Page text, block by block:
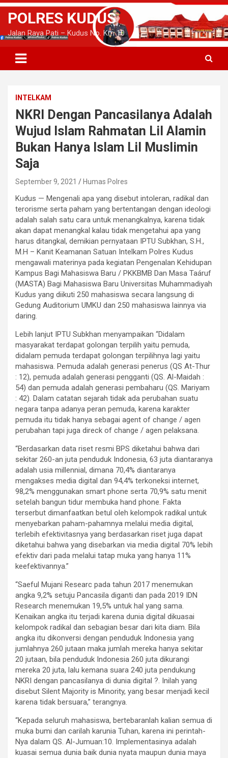
S
p
c
POLRES KUDUS
Jalan Raya Pati – Kudus No. Km 10
INTELKAM
NKRI Dengan Pancasilanya Adalah
Wujud Islam Rahmatan Lil Alamin
Bukan Hanya Islam Lil Muslimin
Saja
September 9, 2021 Humas Polres
Kudus — Mengenali apa yang disebut intoleran, radikal dan
terorisme serta paham yang bertentangan dengan ideologi
adalah salah satu cara untuk menangkalnya, karena tidak
akan dapat menangkal kalau tidak mengetahui apa yang
harus ditangkal, demikian pernyataan IPTU Subkhan, S.H.,
M.H – Kanit Keamanan Satuan Intelkam Polres Kudus
mengawali materinya pada kegiatan Pengenalan Kehidupan
Kampus Bagi Mahasiswa Baru / PKKBMB Dan Masa Taáruf
(MASTA) Bagi Mahasiswa Baru Universitas Muhammadiyah
Kudus yang diikuti 250 mahasiswa secara langsung di
Gedung Auditorium UMKU dan 250 mahasiswa lainnya via
daring.
Lebih lanjut IPTU Subkhan menyampaikan “Didalam
masyarakat terdapat golongan terpilih yaitu pemuda,
didalam pemuda terdapat golongan terpilihnya lagi yaitu
mahasiswa. Pemuda adalah generasi penerus (QS At-Thur
: 12), pemuda adalah generasi pengganti (QS. Al-Maidah :
54) dan pemuda adalah generasi pembaharu (QS. Mariyam
: 42). Dalam catatan sejarah tidak ada perubahan suatu
negara tanpa adanya peran pemuda, karena karakter
pemuda itu tidak hanya sebagai agent of change / agen
perubahan tapi juga direck of change / agen pelaksana.
“Berdasarkan data riset resmi BPS diketahui bahwa dari
sekitar 260-an juta penduduk Indonesia, 63 juta diantaranya
adalah usia millennial, dimana 70,4% diantaranya
mengakses media digital dan 94,4% terkoneksi internet,
98,2% menggunakan smart phone serta 70,9% satu menit
setelah bangun tidur membuka hand phone. Fakta
terserbut dimanfaatkan betul oleh kelompok radikal untuk
menyebarkan paham-pahamnya melalui media digital,
terlebih efektivitasnya yang berdasarkan riset juga dapat
diketahui bahwa yang disebarkan via media digital 70% lebih
efektiv dari pada melalui tatap muka yang hanya 11%
keefektivannya.”
“Saeful Mujani Researc pada tahun 2017 menemukan
angka 9,2% setuju Pancasila diganti dan pada 2019 IDN
Research menemukan 19,5% untuk hal yang sama.
Kenaikan angka itu terjadi karena dunia digital dikuasai
kelompok radikal dan sebagian besar dari kita diam. Bila
angka itu dikonversi dengan penduduk Indonesia yang
jumlahnya 260 jutaan maka jumlah mereka hanya sekitar
20 jutaan, bila penduduk Indonesia 260 juta dikurangi
mereka 20 juta, lalu kemana suara 240 juta pendukung
NKRI dengan pancasilanya di dunia digital ?. Inilah yang
disebut Silent Majority is Minority, yang besar menjadi kecil
karena tidak bersuara,” terangnya.
“Kepada seluruh mahasiswa, bertebaranlah kalian semua di
muka bumi dan carilah karunia Tuhan, karena ini perintah-
Nya dalam QS. Al-Jumuan:10. Implementasinya adalah
kuasai semua dunia baik dunia nyata maupun dunia maya